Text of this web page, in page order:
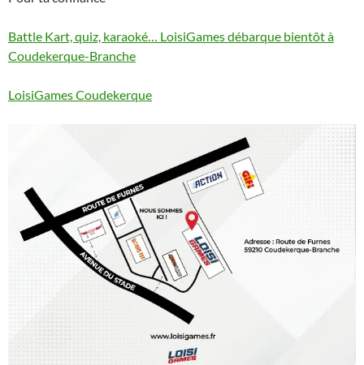
Battle Kart, quiz, karaoké… LoisiGames débarque bientôt à
Coudekerque-Branche
LoisiGames Coudekerque